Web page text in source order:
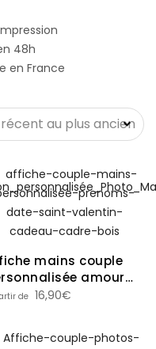
48h
en France
mains couple
amour
Saint-Valentin
16,90€